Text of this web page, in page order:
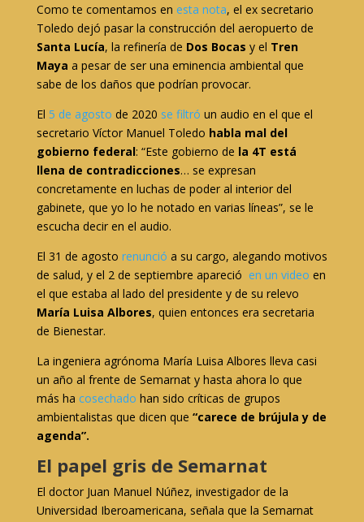
Como te comentamos en esta nota, el ex secretario
Toledo dejó pasar la construcción del aeropuerto de
Santa Lucía, la refinería de Dos Bocas y el Tren
Maya a pesar de ser una eminencia ambiental que
sabe de los daños que podrían provocar.
El 5 de agosto de 2020 se filtró un audio en el que el
secretario Víctor Manuel Toledo habla mal del
gobierno federal: “Este gobierno de la 4T está
llena de contradicciones… se expresan
concretamente en luchas de poder al interior del
gabinete, que yo lo he notado en varias líneas”, se le
escucha decir en el audio.
El 31 de agosto renunció a su cargo, alegando motivos
de salud, y el 2 de septiembre apareció en un video en
el que estaba al lado del presidente y de su relevo
María Luisa Albores, quien entonces era secretaria
de Bienestar.
La ingeniera agrónoma María Luisa Albores lleva casi
un año al frente de Semarnat y hasta ahora lo que
más ha cosechado han sido críticas de grupos
ambientalistas que dicen que “carece de brújula y de
agenda”.
El papel gris de Semarnat
El doctor Juan Manuel Núñez, investigador de la
Universidad Iberoamericana, señala que la Semarnat